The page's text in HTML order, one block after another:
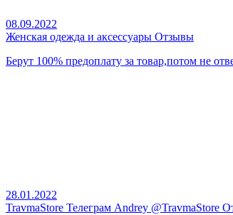
08.09.2022
Женская одежда и аксессуары Отзывы
Берут 100% предоплату за товар,потом не
28.01.2022
TravmaStore Телеграм Andrey @TravmaStore